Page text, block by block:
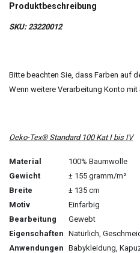
Produktbeschreibung
SKU: 23220012
Bitte beachten Sie, dass Farben auf
Wenn weitere Verarbeitung Konto mit
Oeko-Tex® Standard 100 Kat I bis IV
Material
100% Baumwolle
Gewicht
± 155 gramm/m²
Breite
± 135 cm
Motiv
Einfarbig
Bearbeitung
Gewebt
Eigenschaften Natürlich,
Anwendungen Babykleidung,